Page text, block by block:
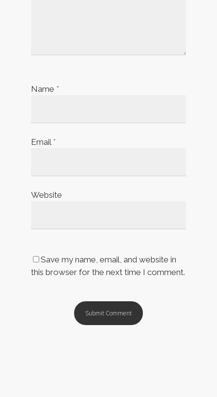
Name *
Email *
Website
Save my name, email, and website in
this browser for the next time I comment.